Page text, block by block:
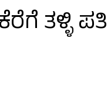
ತಳ್ಳಿ ಪತಿ